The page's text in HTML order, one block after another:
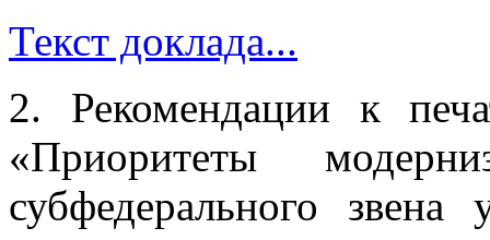
Текст доклада...
2. Рекомендации к
«Приоритеты
субфедерального